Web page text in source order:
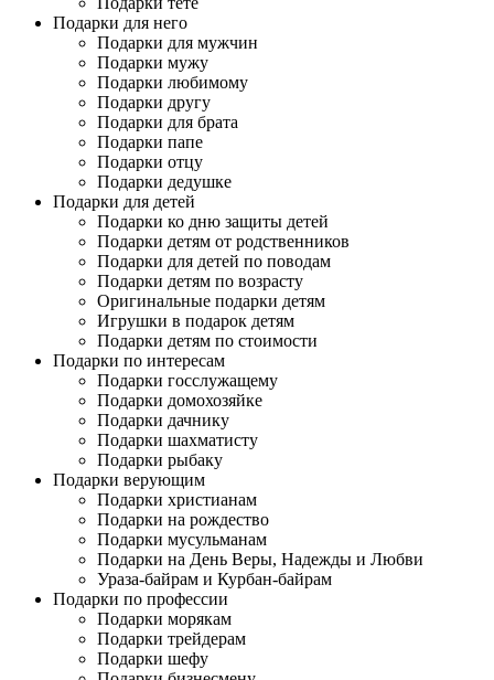
Подарки для него
Подарки для мужчин
Подарки мужу
Подарки любимому
Подарки другу
Подарки для брата
Подарки папе
Подарки отцу
Подарки дедушке
Подарки для детей
Подарки ко дню защиты детей
Подарки детям от родственников
Подарки для детей по поводам
Подарки детям по возрасту
Оригинальные подарки детям
Игрушки в подарок детям
Подарки детям по стоимости
Подарки по интересам
Подарки госслужащему
Подарки домохозяйке
Подарки дачнику
Подарки шахматисту
Подарки рыбаку
Подарки верующим
Подарки христианам
Подарки на рождество
Подарки мусульманам
Подарки на День Веры, Надежды и Любви
Ураза-байрам и Курбан-байрам
Подарки по профессии
Подарки морякам
Подарки трейдерам
Подарки шефу